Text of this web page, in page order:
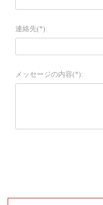
連絡先(*):
メッセージの内容(*):